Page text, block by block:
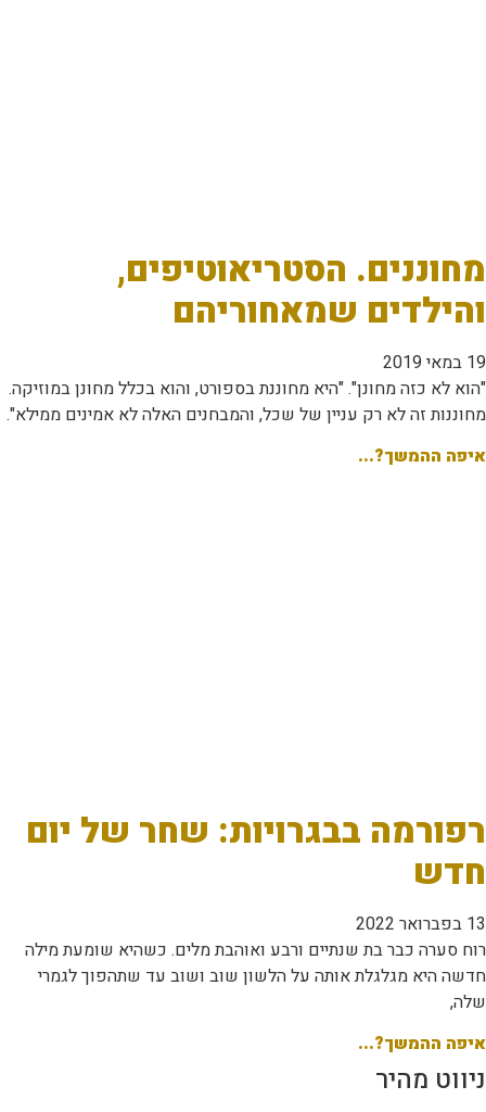
מחוננים. הסטריאוטיפים,
והילדים שמאחוריהם
19 במאי 2019
"הוא לא כזה מחונן". "היא מחוננת בספורט, והוא בכלל מחונן במוזיקה.
מחוננות זה לא רק עניין של שכל, והמבחנים האלה לא אמינים ממילא".
איפה ההמשך?...
רפורמה בבגרויות: שחר של יום
חדש
13 בפברואר 2022
רוח סערה כבר בת שנתיים ורבע ואוהבת מלים. כשהיא שומעת מילה
חדשה היא מגלגלת אותה על הלשון שוב ושוב עד שתהפוך לגמרי
שלה,
איפה ההמשך?...
ניווט מהיר